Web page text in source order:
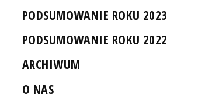
PODSUMOWANIE ROKU 2023
PODSUMOWANIE ROKU 2022
ARCHIWUM
O NAS